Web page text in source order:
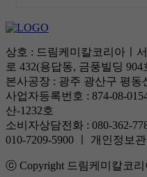
상호 : 드림케미칼코리아ㅣ
로 432(용답동, 금풍빌딩 904
본사공장 : 광주 광산구 평동
사업자등록번호 : 874-08-
산-1232호
소비자상담전화 : 080-362-
010-7209-5900 ㅣ 개인정보
ⓒ Copyright 드림케미칼코리